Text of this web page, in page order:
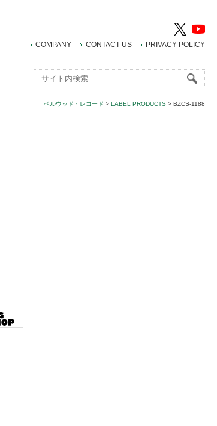
COMPANY CONTACT US PRIVACY POLICY
ベルウッド・レコード > LABEL PRODUCTS > BZCS-1188